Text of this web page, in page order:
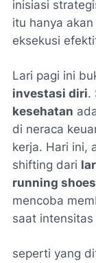
inisiasi
itu hanya
eksekusi
Lari pagi ini
investasi diri.
kesehatan
di neraca
kerja. Hari ini,
shifting dari
running shoes
mencoba
saat
seperti yang